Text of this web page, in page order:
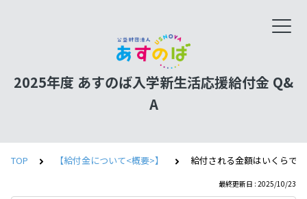
2025年度 あすのば入学新生活応援給付金 Q&
A
TOP 【給付金について<概要>】 給付される金額はいくらで
最終更新日 : 2025/10/23